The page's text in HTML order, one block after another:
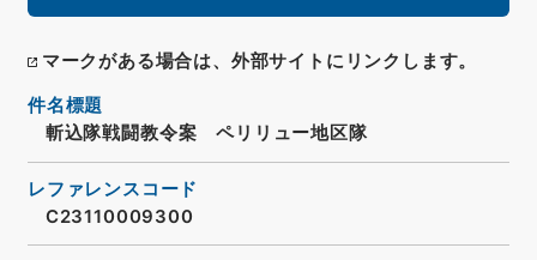
マークがある場合は、外部サイトにリンクします。
件名標題
斬込隊戦闘教令案 ペリリュー地区隊
レファレンスコード
C23110009300